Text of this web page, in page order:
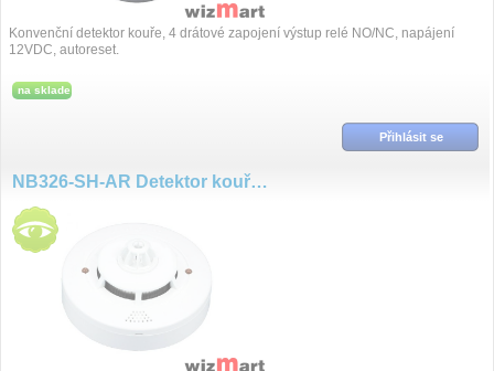
Konvenční detektor kouře, 4 drátové zapojení výstup relé NO/NC, napájení
12VDC, autoreset.
na sklade
Přihlásit se
NB326-SH-AR Detektor kouře, temp 57°C, NO/NC, 12VDC, Autoreset